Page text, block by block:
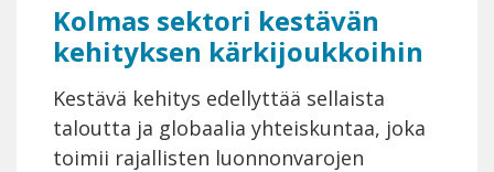
Kolmas sektori kestävän
kehityksen kärkijoukkoihin
Kestävä kehitys edellyttää sellaista
taloutta ja globaalia yhteiskuntaa, joka
toimii rajallisten luonnonvarojen